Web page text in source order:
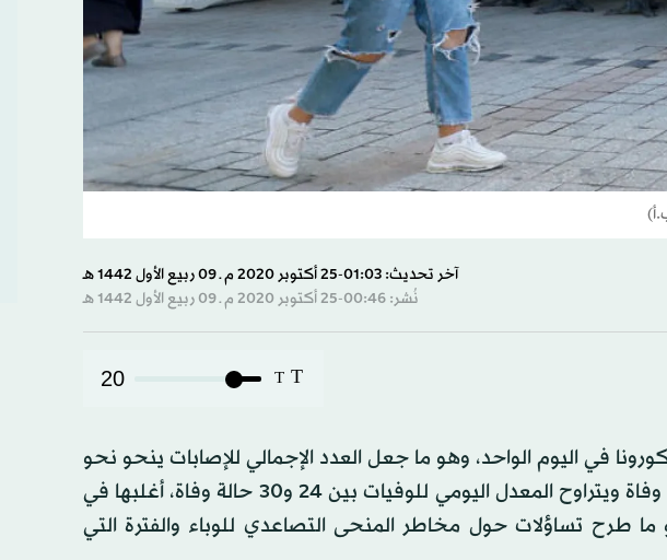
آخر تحديث: 01:03-25 أكتوبر 2020 م ـ 09 ربيع الأول 1442 هـ
نُشر: 00:46-25 أكتوبر 2020 م ـ 09 ربيع الأول 1442 هـ
T
T
20
مؤكدة بفيروس كورونا في اليوم الواحد، وهو ما جعل العدد الإجمالي للإصابات ينحو نحو
50 ألف إصابة، فيما تجاوزت أعداد الوفيات حدود 800 وفاة ويتراوح المعدل اليومي للوفيات بين 24 و30 حالة وفاة، أغلبها في
تتجاوز أعمارهم 70سنة، وهو ما طرح تساؤلات حول مخاطر المنحى التصاعدي للوباء والفترة التي